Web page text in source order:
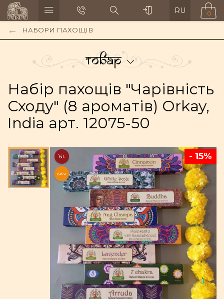
RU 0
НАБОРИ ПАХОЩІВ
Товар
Набір пахощів "Чарівність
Сходу" (8 ароматів) Orkay,
India арт. 12075-50
- 15%
HIT
NEW